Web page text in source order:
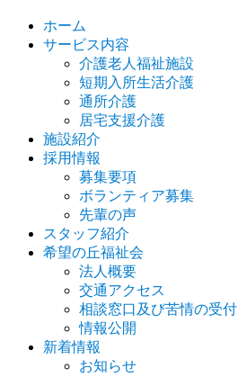
ホーム
サービス内容
介護老人福祉施設
短期入所生活介護
通所介護
居宅支援介護
施設紹介
採用情報
募集要項
ボランティア募集
先輩の声
スタッフ紹介
希望の丘福祉会
法人概要
交通アクセス
相談窓口及び苦情の受付
情報公開
新着情報
お知らせ